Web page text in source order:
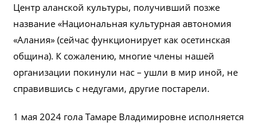
Центр аланской культуры, получивший позже
название «Национальная культурная автономия
«Алания» (сейчас функционирует как осетинская
община). К сожалению, многие члены нашей
организации покинули нас – ушли в мир иной, не
справившись с недугами, другие постарели.
1 мая 2024 гола Тамаре Владимировне исполняется